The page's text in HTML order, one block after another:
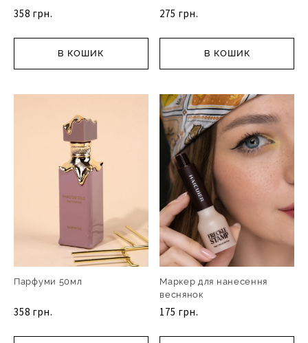
358 грн.
В КОШИК
275 грн.
В КОШИК
Парфуми 50мл
358 грн.
Маркер для нанесення
веснянок
175 грн.